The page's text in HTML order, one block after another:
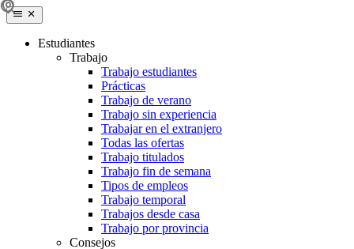
Estudiantes
Trabajo
Trabajo estudiantes
Prácticas
Trabajo de verano
Trabajo sin experiencia
Trabajar en el extranjero
Todas las ofertas
Trabajo titulados
Trabajo fin de semana
Tipos de empleos
Trabajo temporal
Trabajos desde casa
Trabajo por provincia
Consejos